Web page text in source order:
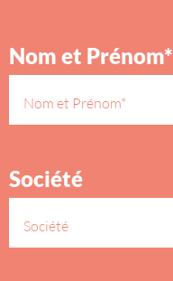
Nom et Prénom*
Société